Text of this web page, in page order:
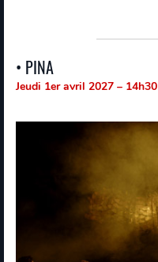
• PINA
Jeudi 1er avril 2027 – 14h30